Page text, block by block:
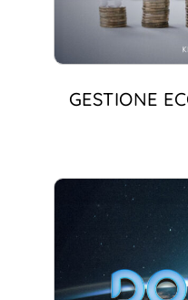
GESTIONE